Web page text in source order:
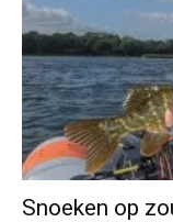
Snoeken op